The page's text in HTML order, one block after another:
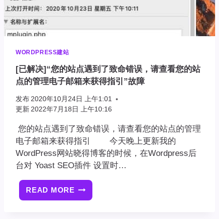
MINUTE
解
决
WORDPRESS建站
[已解决]“您的站点遇到了致命错误，请查看您的站
点的管理电子邮箱来获得指引”故障
发布 2020年10月24日 上午1:01
更新 2022年7月18日 上午10:16
您的站点遇到了致命错误，请查看您的站点的管理
电子邮箱来获得指引 今天晚上更新我的
WordPress网站晓得博客的时候，在Wordpress后
台对 Yoast SEO插件 设置时…
READ MORE [已
解